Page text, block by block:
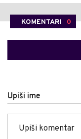
KOMENTARI 0
Upiši ime